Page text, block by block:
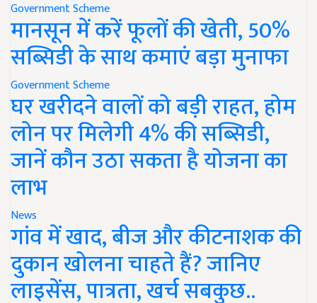
Government Scheme
मानसून में करें फूलों की खेती, 50%
सब्सिडी के साथ कमाएं बड़ा मुनाफा
Government Scheme
घर खरीदने वालों को बड़ी राहत, होम
लोन पर मिलेगी 4% की सब्सिडी,
जानें कौन उठा सकता है योजना का
लाभ
News
गांव में खाद, बीज और कीटनाशक की
दुकान खोलना चाहते हैं? जानिए
लाइसेंस, पात्रता, खर्च सबकुछ..